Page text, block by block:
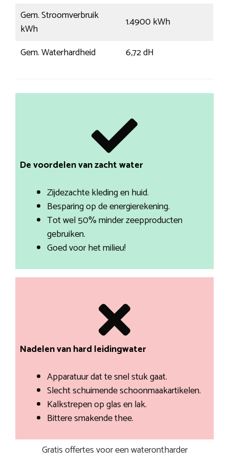
Gem. Stroomverbruik
kWh
1.4900 kWh
Gem. Waterhardheid
6,72 dH
De voordelen van zacht water
Zijdezachte kleding en huid.
Besparing op de energierekening.
Tot wel 50% minder zeepproducten
gebruiken.
Goed voor het milieu!
Nadelen van hard leidingwater
Apparatuur dat te snel stuk gaat.
Slecht schuimende schoonmaakartikelen.
Kalkstrepen op glas en lak.
Bittere smakende thee.
Gratis offertes voor een waterontharder